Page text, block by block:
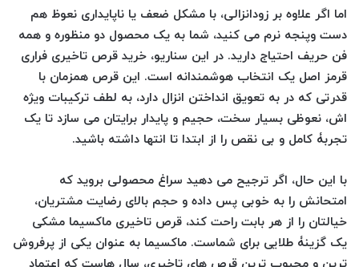
اما اگر علاوه بر زودانزالی، با مشکل ضعف یا ناپایداری نعوظ هم
دست وپنجه نرم می کنید، شما به یک محصول دو منظوره و همه
فن حریف احتیاج دارید. در این سناریو، خرید قرص تاخیری فراری
قرمز اصل یک انتخاب هوشمندانه است. این قرص همزمان با
قدرتی که در به تعویق انداختن انزال دارد، به لطف ترکیبات ویژه
اش، نعوظی بسیار سخت، حجیم و پایدار برایتان می سازد تا یک
تجربۀ کامل و بی نقص را از ابتدا تا انتها داشته باشید.
با این حال، اگر ترجیح می دهید سراغ محصولی بروید که
امتحانش را به خوبی پس داده و حجم بالای رضایت مشتریان،
خیالتان را از هر بابت راحت کند، قرص تاخیری ماکسیما مشکی
یک گزینۀ طلایی برای شماست. ماکسیما به عنوان یکی از پرفروش